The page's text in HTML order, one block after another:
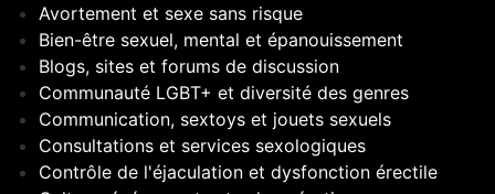
Avortement et sexe sans risque
Bien-être sexuel, mental et épanouissement
Blogs, sites et forums de discussion
Communauté LGBT+ et diversité des genres
Communication, sextoys et jouets sexuels
Consultations et services sexologiques
Contrôle de l'éjaculation et dysfonction érectile